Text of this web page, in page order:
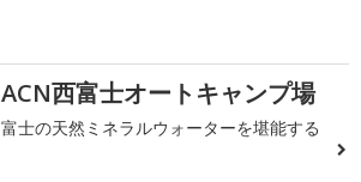
ACN西富士オートキャンプ場
富士の天然ミネラルウォーターを堪能する